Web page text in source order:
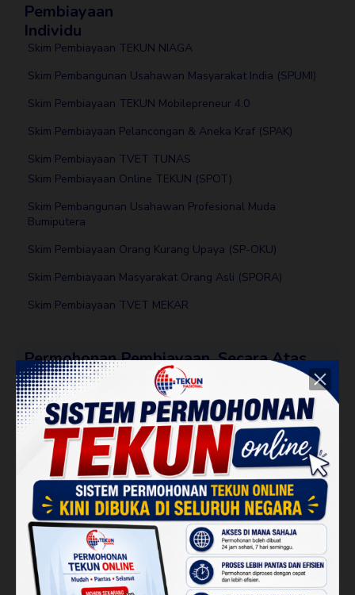
Pembiayaan
Individu
Skim Pembiayaan TEKUN NIAGA
Skim Pembangunan Usahawan Masyarakat India (SPUMI)
Skim Pembiayaan TEKUN Mobilepreneur 4.0
Skim Pembiayaan Pelancongan & Aneka Kraf (SPAK)
Skim Pembiayaan TVET TUNAS
Skim Pembiayaan Online TEKUN (SPOT)
Skim Pembangunan Usahawan Profesional Muda
Bumiputera
Skim Pembiayaan Orang Kurang Upaya (SP-OKU)
Skim Pembiayaan Masyarakat Orang Asli (SPORA)
Skim Pembiayaan TVET MEKAR
Permohonan Pembiayaan Secara Atas
Talian
TEKUN Online
(Kini dibuka di seluruh Negara)
Pembiayaan
Berkumpulan
Skim Pembiayaan Teman TEKUN
Skim Pembiayaan Lanjutan Usahawan Setia (PLUS)